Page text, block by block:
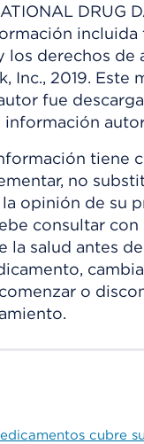
DRUG
incluida
los derechos de
Inc., 2019. Este
fue
tiene
no
opinión de su
consultar con
la salud antes
o
cubre